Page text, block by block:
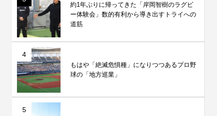
約1年ぶりに帰ってきた「岸岡智樹のラグビ
ー体験会」数的有利から導き出すトライへの
道筋
4
もはや「絶滅危惧種」になりつつあるプロ野
球の「地方巡業」
5